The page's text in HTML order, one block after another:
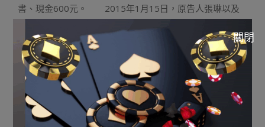
書、現金600元。 2015年1月15日，原告人張琳以及
大觀園運彩中獎金額左近的傣妹暖鍋店用飯飲酒，之后來
到大觀園北門優客賓館周大勇開的010
中華職棒即時轉播
130房間持續飲酒。張琳將三片安息藥放在啤酒里，采取雷
同作案手腕劫走周大勇酷派7295型白色手機壹部及電小二
挪移電源壹個，代價總計307元。 反省機關認為，原告
人張琳以非法占無為目的使用平定藥物多次擄掠別人財
關閉